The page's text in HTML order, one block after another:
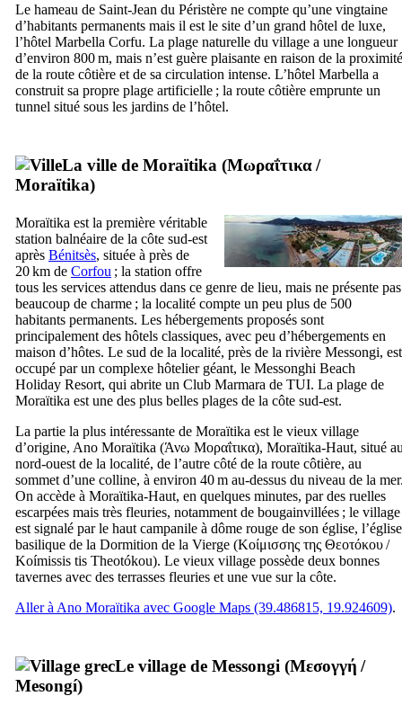
Le hameau de Saint-Jean du Péristère ne compte qu’une vingtaine
d’habitants permanents mais il est le site d’un grand hôtel de luxe,
l’hôtel Marbella Corfu. La plage naturelle du village a une longueur
d’environ 800 m, mais n’est guère plaisante en raison de la proximité
de la route côtière et de sa circulation intense. L’hôtel Marbella a
construit sa propre plage artificielle ; la route côtière emprunte un
tunnel situé sous les jardins de l’hôtel.
La ville de Moraïtika (Μωραΐτικα/
Moraïtika)
Moraïtika est la première véritable
station balnéaire de la côte sud-est
après Bénitsès, située à près de
20 km de Corfou ; la station offre
tous les services attendus dans ce genre de lieu, mais ne présente pas
beaucoup de charme ; la localité compte un peu plus de 500
habitants permanents. Les hébergements proposés sont
principalement des hôtels classiques, avec peu d’hébergements en
maison d’hôtes. Le sud de la localité, près de la rivière Messongi, est
occupé par un complexe hôtelier géant, le Messonghi Beach
Holiday Resort, qui abrite un Club Marmara de TUI. La plage de
Moraïtika est une des plus belles plages de la côte sud-est.
La partie la plus intéressante de Moraïtika est le vieux village
d’origine, Ano Moraïtika (Άνω Μοραΐτικα), Moraïtika-Haut, situé
nord-ouest de la localité, de l’autre côté de la route côtière, au
sommet d’une colline, à environ 40 m au-dessus du niveau de la
On accède à Moraïtika-Haut, en quelques minutes, par des ruelles
escarpées mais très fleuries, notamment de bougainvillées ; le village
est signalé par le haut campanile à dôme rouge de son église, l’église
basilique de la Dormition de la Vierge (Κοίμισσης της Θεοτόκου/
Koímissis tis Theotókou). Le vieux village possède deux bonnes
tavernes avec des terrasses fleuries et une vue sur la côte.
Aller à Ano Moraïtika avec Google Maps (39.486815, 19.924609).
Le village de Messongi (Μεσογγή /
Mesongí)